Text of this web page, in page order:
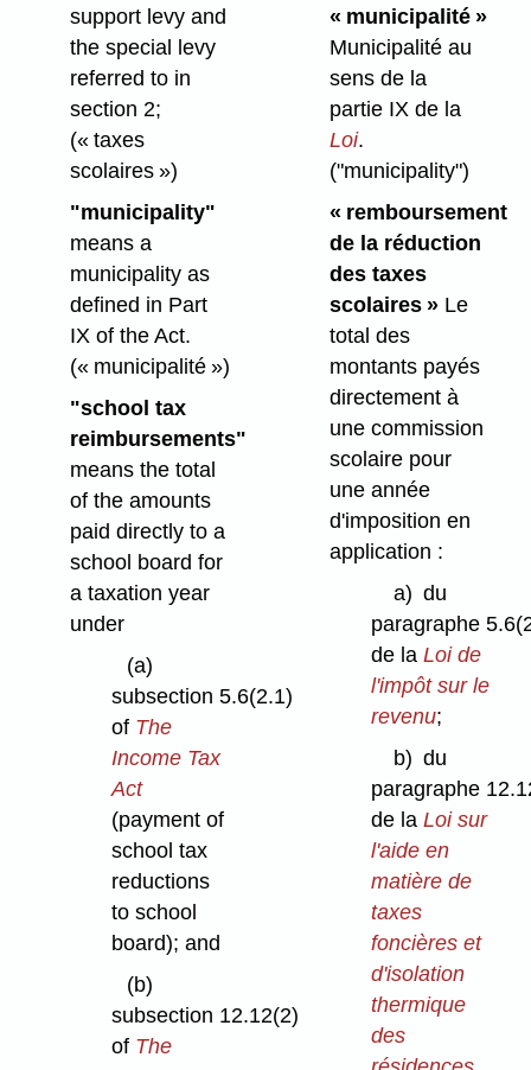
support levy and
the special levy
referred to in
section 2;
(« taxes
scolaires »)
"municipality"
means a
municipality as
defined in Part
IX of the Act.
(« municipalité »)
"school tax
reimbursements"
means the total
of the amounts
paid directly to a
school board for
a taxation year
under
(a)
subsection 5.6(2.1)
of The
Income Tax
Act
(payment of
school tax
reductions
to school
board); and
(b)
subsection 12.12(2)
of The
« municipalité »
Municipalité au
sens de la
partie IX de la
Loi.
("municipality")
« remboursement
de la réduction
des taxes
scolaires » Le
total des
montants payés
directement à
une commission
scolaire pour
une année
d'imposition en
application :
a) du
paragraphe
de la Loi de
l'impôt sur le
revenu;
b) du
paragraphe
de la Loi sur
l'aide en
matière de
taxes
foncières et
d'isolation
thermique
des